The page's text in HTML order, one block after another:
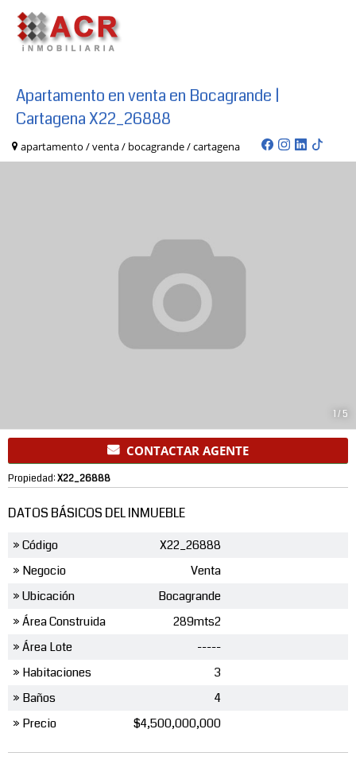
Apartamento en venta en Bocagrande |
Cartagena X22_26888
apartamento / venta / bocagrande / cartagena
1/ 5
CONTACTAR AGENTE
Propiedad:X22_26888
DATOS BÁSICOS DEL INMUEBLE
» Código
X22_26888
» Negocio
Venta
» Ubicación
Bocagrande
» Área Construida
289mts2
» Área Lote
-----
» Habitaciones
3
» Baños
4
» Precio
$4,500,000,000